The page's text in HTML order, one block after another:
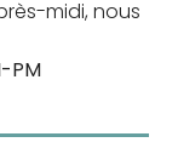
midi, nous
PM